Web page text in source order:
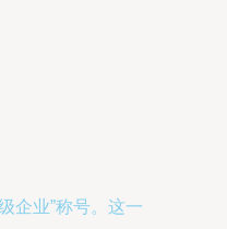
企业”称号。这一